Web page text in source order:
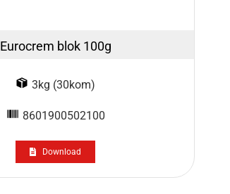
Eurocrem blok 100g
3kg (30kom)
8601900502100
Download